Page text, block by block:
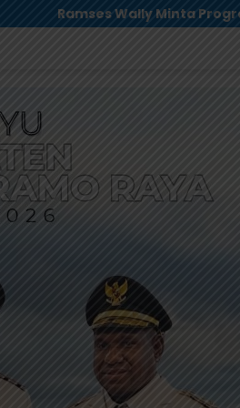
Dievaluasi Total, Usul Dana